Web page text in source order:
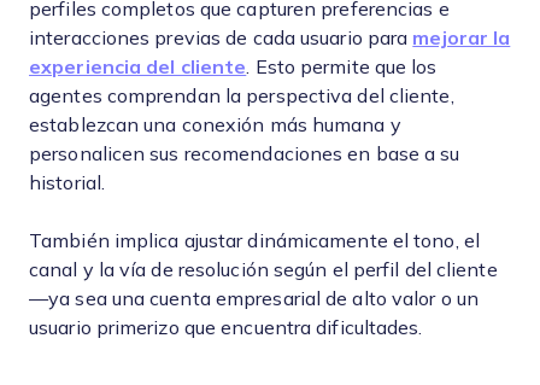
perfiles completos que capturen preferencias e
interacciones previas de cada usuario para mejorar la
experiencia del cliente . Esto permite que los
agentes comprendan la perspectiva del cliente,
establezcan una conexión más humana y
personalicen sus recomendaciones en base a su
historial.
También implica ajustar dinámicamente el tono, el
canal y la vía de resolución según el perfil del cliente
—ya sea una cuenta empresarial de alto valor o un
usuario primerizo que encuentra dificultades.